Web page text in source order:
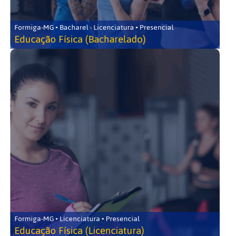
Formiga-MG • Bacharel - Licenciatura • Presencial
Educação Física (Bacharelado)
Formiga-MG • Licenciatura • Presencial
Educação Física (Licenciatura)